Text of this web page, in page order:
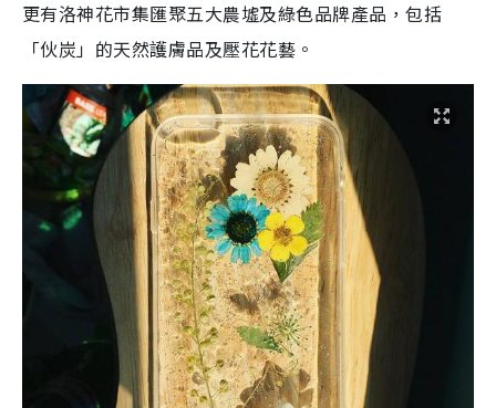
更有洛神花市集匯聚五大農墟及綠色品牌產品，包括
「伙炭」的天然護膚品及壓花花藝。